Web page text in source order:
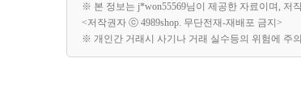
※ 본 정보는 j*won55569님이 제공한 자료이며, 저
<저작권자 ⓒ 4989shop. 무단전재-재배포 금지>
※ 개인간 거래시 사기나 거래 실수등의 위험에 주